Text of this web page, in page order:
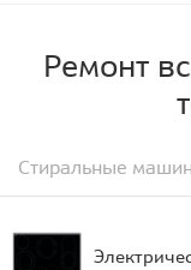
Ремонт
Стиральные